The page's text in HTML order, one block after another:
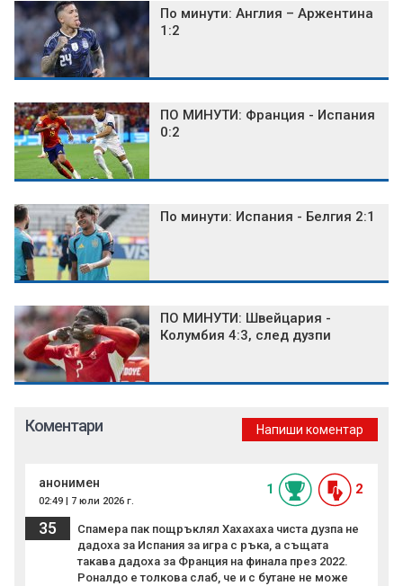
По минути: Англия – Аржентина
1:2
ПО МИНУТИ: Франция - Испания
0:2
По минути: Испания - Белгия 2:1
ПО МИНУТИ: Швейцария -
Колумбия 4:3, след дузпи
Коментари Напиши коментар
анонимен
02:49 | 7 юли 2026 г.
1 2
35
Спамера пак пощръклял Хахахаха чиста дузпа не
дадоха за Испания за игра с ръка, а същата
такава дадоха за Франция на финала през 2022.
Роналдо е толкова слаб, че и с бутане не може